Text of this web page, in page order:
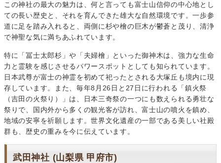
この神社の最大の魅力は、何と言っても富士山信仰の中心地とし
ての長い歴史と、それを育んできた雄大な自然環境です。一歩参
道に足を踏み入れると、両側に杉や檜の巨木が鬱蒼と茂り、清浄
で神聖な気に満ちあふれています。
特に「冨士太郎杉」や「夫婦檜」といった御神木は、強力な生命
力と霊験を感じさせるパワースポットとしても知られています。
日本武尊が富士の神霊を初めて祀ったとされる大塚丘も境内に現
存しています。また、毎年8月26日と27日に行われる「鎮火祭
（吉田の火祭り）」は、日本三奇祭の一つにも数えられる勇壮な
祭りで、国内外から多くの観光客が訪れ、富士山の噴火を鎮め、
地域の安寧を祈願します。世界文化遺産の一部である美しい社殿
群も、歴史の重みを今に伝えています。
武田神社 (山梨県 甲府市)